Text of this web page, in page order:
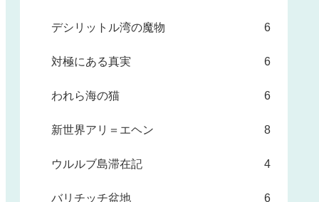
デシリットル湾の魔物 6
対極にある真実 6
われら海の猫 6
新世界アリ＝エヘン 8
ウルルブ島滞在記 4
バリチッチ盆地 6